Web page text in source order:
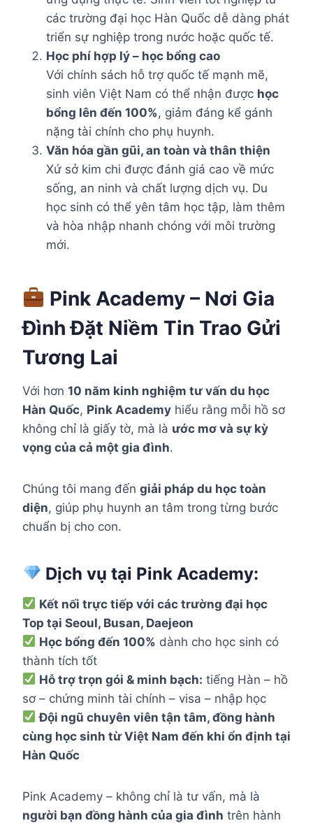
các trường đại học Hàn Quốc dễ dàng phát
triển sự nghiệp trong nước hoặc quốc tế.
Học phí hợp lý – học bổng cao
Với chính sách hỗ trợ quốc tế mạnh mẽ,
sinh viên Việt Nam có thể nhận được học
bổng lên đến 100%, giảm đáng kể gánh
nặng tài chính cho phụ huynh.
Văn hóa gần gũi, an toàn và thân thiện
Xứ sở kim chi được đánh giá cao về mức
sống, an ninh và chất lượng dịch vụ. Du
học sinh có thể yên tâm học tập, làm thêm
và hòa nhập nhanh chóng với môi trường
mới.
Pink Academy – Nơi Gia
Đình Đặt Niềm Tin Trao Gửi
Tương Lai
Với hơn 10 năm kinh nghiệm tư vấn du học
Hàn Quốc, Pink Academy hiểu rằng mỗi hồ sơ
không chỉ là giấy tờ, mà là ước mơ và sự kỳ
vọng của cả một gia đình.
Chúng tôi mang đến giải pháp du học toàn
diện, giúp phụ huynh an tâm trong từng bước
chuẩn bị cho con.
Dịch vụ tại Pink Academy:
Kết nối trực tiếp với các trường đại học
Top tại Seoul, Busan, Daejeon
Học bổng đến 100% dành cho học sinh có
thành tích tốt
Hỗ trợ trọn gói & minh bạch: tiếng Hàn – hồ
sơ – chứng minh tài chính – visa – nhập học
Đội ngũ chuyên viên tận tâm, đồng hành
cùng học sinh từ Việt Nam đến khi ổn định tại
Hàn Quốc
Pink Academy – không chỉ là tư vấn, mà là
người bạn đồng hành của gia đình trên hành